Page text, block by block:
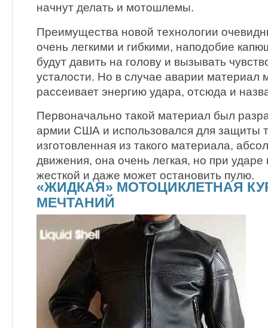
начнут делать и мотошлемы.
Преимущества новой технологии
очень легкими и гибкими, наподобие
будут давить на голову и вызывать
усталости. Но в случае аварии материал
рассеивает энергию удара, отсюда и
Первоначально такой материал был
армии США и использовался для защиты
изготовленная из такого материала,
движения, она очень легкая, но при ударе
жесткой и даже может остановить пулю.
«ЖИДКАЯ» МОТОЦИКЛЕТНАЯ
МЕЧТАНИЙ